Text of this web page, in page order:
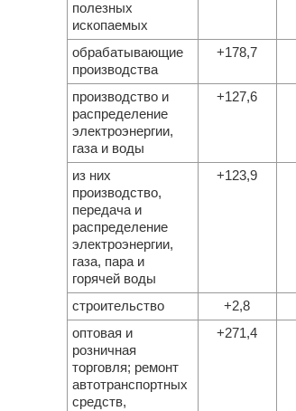
полезных
ископаемых
обрабатывающие
производства
+178,7
производство и
распределение
электроэнергии,
газа и воды
+127,6
из них
производство,
передача и
распределение
электроэнергии,
газа, пара и
горячей воды
+123,9
строительство +2,8
оптовая и
розничная
торговля; ремонт
автотранспортных
средств,
+271,4